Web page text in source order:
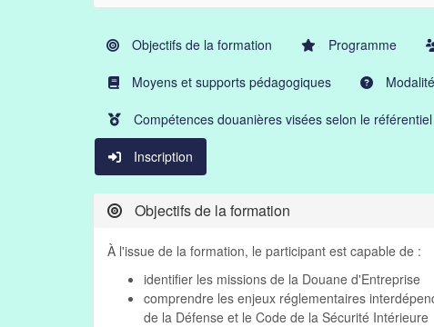
Objectifs de la formation Programme
Moyens et supports pédagogiques
Compétences douanières visées selon le
Inscription
Objectifs de la formation
À l'issue de la formation, le participant est capable de :
identifier les missions de la Douane d'Entreprise
comprendre les enjeux réglementaires
de la Défense et le Code de la Sécurité Intérieure